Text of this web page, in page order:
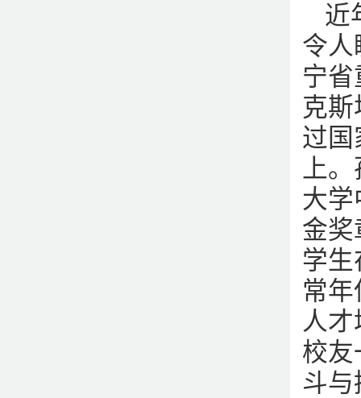
近
令人
宁
克
过国
上
大
金奖
学
常
人
校友
斗